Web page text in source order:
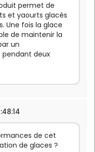
permet de
et yaourts glacés
Une fois la glace
de maintenir la
un
pendant deux
de cet
de glaces ?